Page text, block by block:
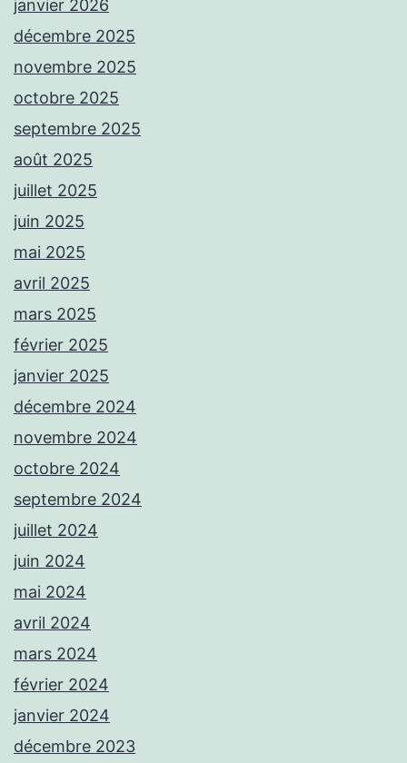
janvier 2026
décembre 2025
novembre 2025
octobre 2025
septembre 2025
août 2025
juillet 2025
juin 2025
mai 2025
avril 2025
mars 2025
février 2025
janvier 2025
décembre 2024
novembre 2024
octobre 2024
septembre 2024
juillet 2024
juin 2024
mai 2024
avril 2024
mars 2024
février 2024
janvier 2024
décembre 2023